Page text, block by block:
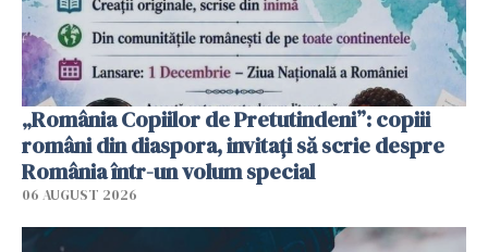
„România Copiilor de Pretutindeni”: copiii
români din diaspora, invitați să scrie despre
România într-un volum special
06 AUGUST 2026